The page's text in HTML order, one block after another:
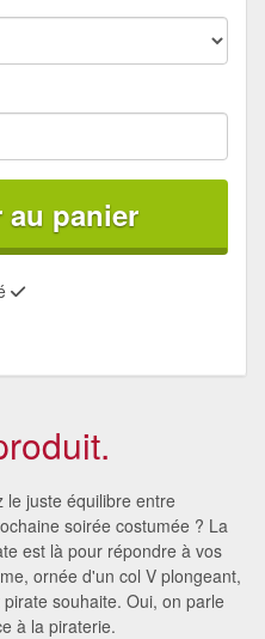
panier
le juste équilibre entre
soirée costumée ? La
est là pour répondre à vos
ornée d'un col V plongeant,
souhaite. Oui, on parle
à la piraterie.